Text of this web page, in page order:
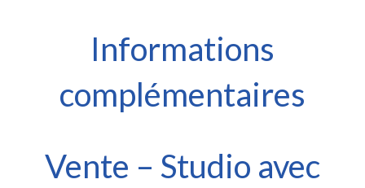
Informations
complémentaires
Vente – Studio avec